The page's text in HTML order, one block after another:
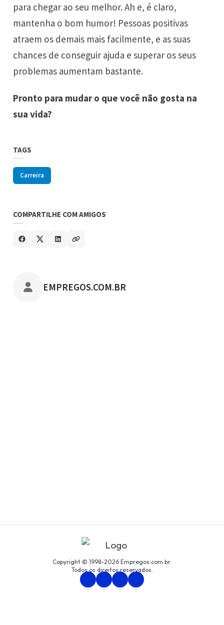
para chegar ao seu melhor. Ah e, é claro,
mantenha o bom humor! Pessoas positivas
atraem os demais mais facilmente, e as suas
chances de conseguir ajuda e superar os seus
problemas aumentam bastante.
Pronto para mudar o que você não gosta na
sua vida?
TAGS
Carreira
COMPARTILHE COM AMIGOS
POSTADO POR
EMPREGOS.COM.BR
Copyright © 1998-2026 Empregos.com.br.
Todos os direitos reservados.